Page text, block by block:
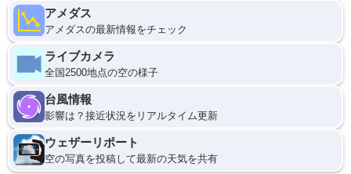
アメダス
アメダスの最新情報をチェック
ライブカメラ
全国2500地点の空の様子
台風情報
影響は？接近状況をリアルタイム更新
ウェザーリポート
空の写真を投稿して最新の天気を共有